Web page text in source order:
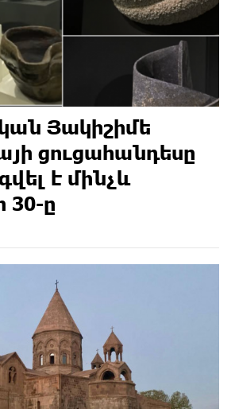
Յակիշիմե
ցուցահանդեսը
է մինչև
30-ը